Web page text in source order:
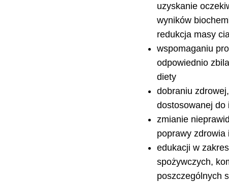
uzyskanie
wyników
redukcja masy
wspomaganiu
odpowiednio
diety
dobraniu
dostosowanej do
zmianie
poprawy zdrowia
edukacji w
spożywczych,
poszczególnych